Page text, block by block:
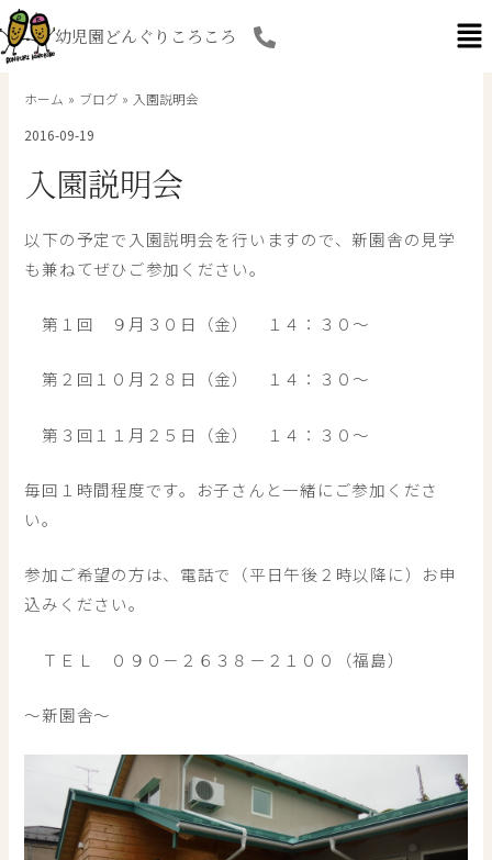
内
容
を
幼児園どんぐりころころ
ホーム ブログ
入園説明会
2016-09-19
入園説明会
以下の予定で入園説明会を行いますので、新園舎の見学
も兼ねてぜひご参加ください。
第１回 ９月３０日（金） １４：３０～
第２回１０月２８日（金） １４：３０～
第３回１１月２５日（金） １４：３０～
毎回１時間程度です。お子さんと一緒にご参加くださ
い。
参加ご希望の方は、電話で（平日午後２時以降に）お申
込みください。
ＴＥＬ ０９０－２６３８－２１００（福島）
～新園舎～